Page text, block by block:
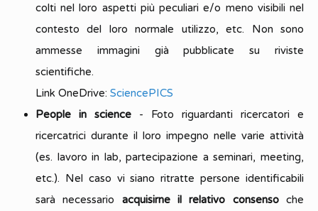
colti nel loro aspetti più peculiari e/o meno visibili nel
contesto del loro normale utilizzo, etc. Non sono
ammesse immagini già pubblicate su riviste
scientifiche.
Link OneDrive: SciencePICS
People in science - Foto riguardanti ricercatori e
ricercatrici durante il loro impegno nelle varie attività
(es. lavoro in lab, partecipazione a seminari, meeting,
etc.). Nel caso vi siano ritratte persone identificabili
sarà necessario acquisirne il relativo consensoche